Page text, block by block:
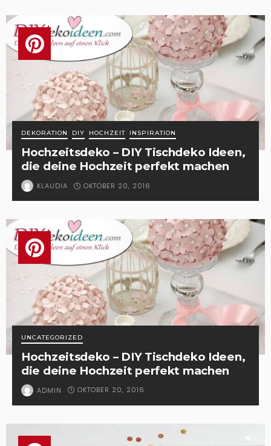
DEKORATION DIY HOCHZEIT INSPIRATION
Hochzeitsdeko – DIY Tischdeko Ideen,
die deine Hochzeit perfekt machen
KLAUDIA OKTOBER 20, 2016
UNCATEGORIZED
Hochzeitsdeko – DIY Tischdeko Ideen,
die deine Hochzeit perfekt machen
ADMIN OKTOBER 20, 2016